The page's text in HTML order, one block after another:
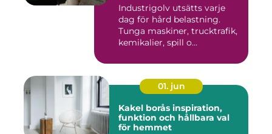
Industrigolv utsätts varje
dag för hård belastning.
Tunga maskiner, trucktrafik,
kemikalier, spill o...
01. jun
Kakel borås inspiration,
funktion och hållbara val
för hemmet